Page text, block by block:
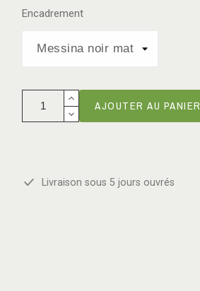
Encadrement
AJOUTER AU PANIER
Livraison sous 5 jours ouvrés